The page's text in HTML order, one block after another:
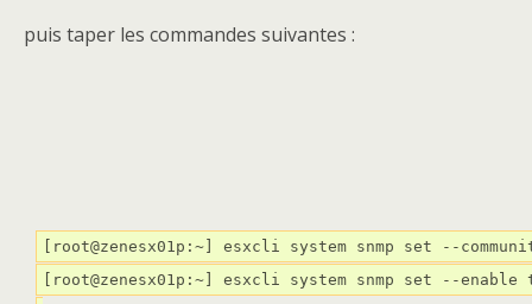
puis taper les commandes suivantes :
[root@zenesx01p:~] esxcli system snmp set --
[root@zenesx01p:~] esxcli system snmp set --enable